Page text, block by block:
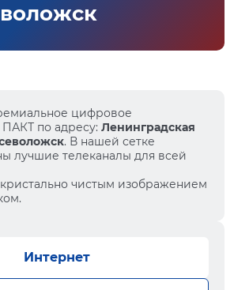
цифровое
по адресу: Ленинградская
. В нашей сетке
лучшие телеканалы для всей
чистым изображением
Интернет